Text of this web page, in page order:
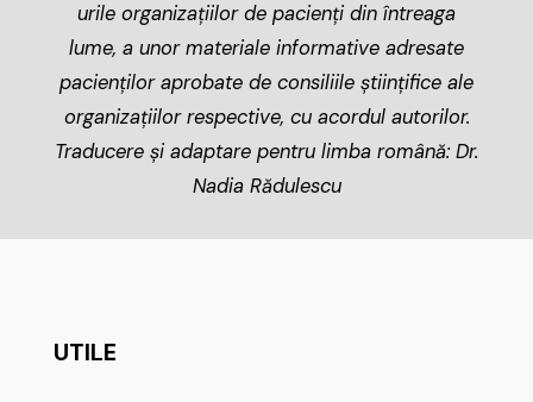
urile organizațiilor de pacienți din întreaga
lume, a unor materiale informative adresate
pacienților aprobate de consiliile științifice ale
organizațiilor respective, cu acordul autorilor.
Traducere și adaptare pentru limba română: Dr.
Nadia Rădulescu
UTILE